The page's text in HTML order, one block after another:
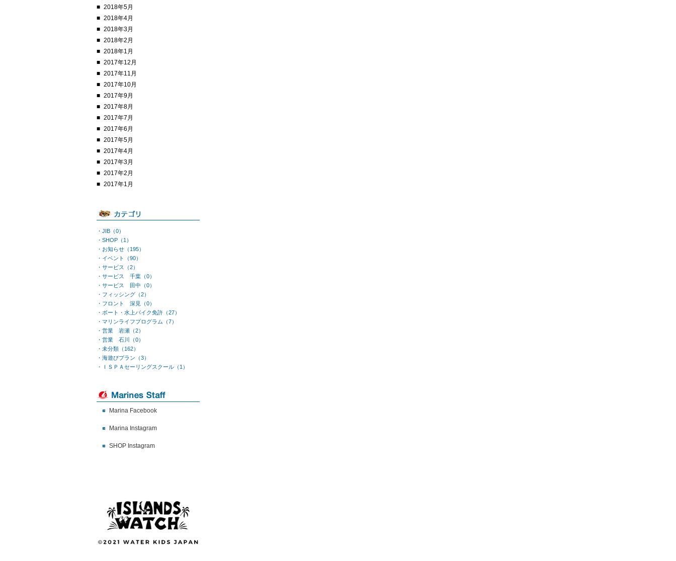
2018年5月
2018年4月
2018年3月
2018年2月
2018年1月
2017年12月
2017年11月
2017年10月
2017年9月
2017年8月
2017年7月
2017年6月
2017年5月
2017年4月
2017年3月
2017年2月
2017年1月
・JIB（0）
・SHOP（1）
・お知らせ（195）
・イベント（90）
・サービス（2）
・サービス 千葉（0）
・サービス 田中（0）
・フィッシング（2）
・フロント 深見（0）
・ボート・水上バイク免許（27）
・マリンライフプログラム（7）
・営業 岩瀬（2）
・営業 石川（0）
・未分類（162）
・海遊びプラン（3）
・ＩＳＰＡセーリングスクール（1）
Marina Facebook
Marina Instagram
SHOP Instagram